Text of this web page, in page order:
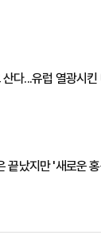
다...유럽 열광시킨
끝났지만 '새로운